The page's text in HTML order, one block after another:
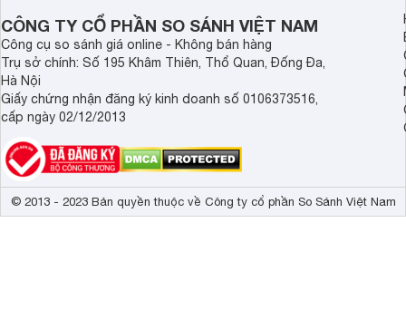
CÔNG TY CỔ PHẦN SO SÁNH VIỆT NAM
Công cụ so sánh giá online - Không bán hàng
Trụ sở chính: Số 195 Khâm Thiên, Thổ Quan, Đống Đa,
Hà Nội
Giấy chứng nhận đăng ký kinh doanh số 0106373516,
cấp ngày 02/12/2013
© 2013 - 2023 Bản quyền thuộc về Công ty cổ phần So Sánh Việt Nam